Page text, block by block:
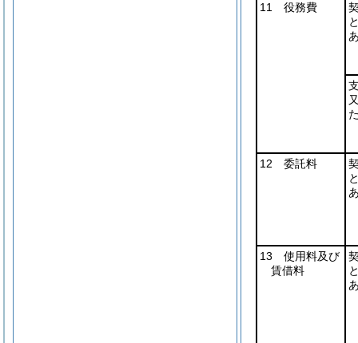
11 役務費
12 委託料
13 使用料及び
賃借料